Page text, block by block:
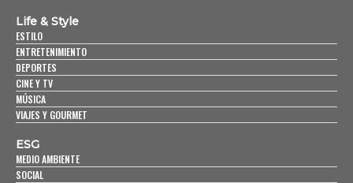
Life & Style
ESTILO
ENTRETENIMIENTO
DEPORTES
CINE Y TV
MÚSICA
VIAJES Y GOURMET
ESG
MEDIO AMBIENTE
SOCIAL